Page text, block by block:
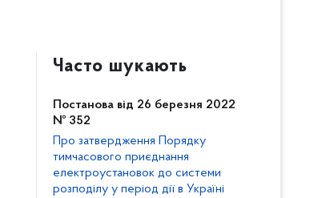
Часто шукають
Постанова від 26 березня 2022
№ 352
Про затвердження Порядку
тимчасового приєднання
електроустановок до системи
розподілу у період дії в Україні